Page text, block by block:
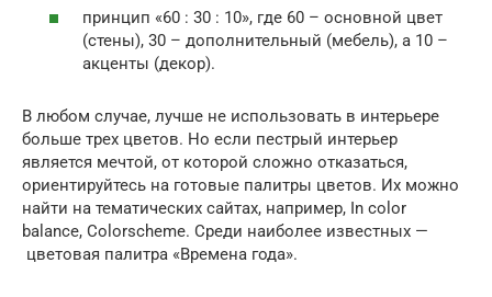
принцип «60 : 30 : 10», где 60 – основной цвет
(стены), 30 – дополнительный (мебель), а 10 –
акценты (декор).
В любом случае, лучше не использовать в интерьере
больше трех цветов. Но если пестрый интерьер
является мечтой, от которой сложно отказаться,
ориентируйтесь на готовые палитры цветов. Их можно
найти на тематических сайтах, например, In color
balance, Colorscheme. Среди наиболее известных —
цветовая палитра «Времена года».